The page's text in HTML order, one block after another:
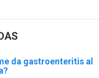
da gastroenteritis al